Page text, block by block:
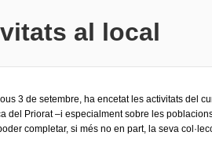
al local
3 de setembre, ha encetat les activitats del
del Priorat –i especialment sobre les
completar, si més no en part, la seva